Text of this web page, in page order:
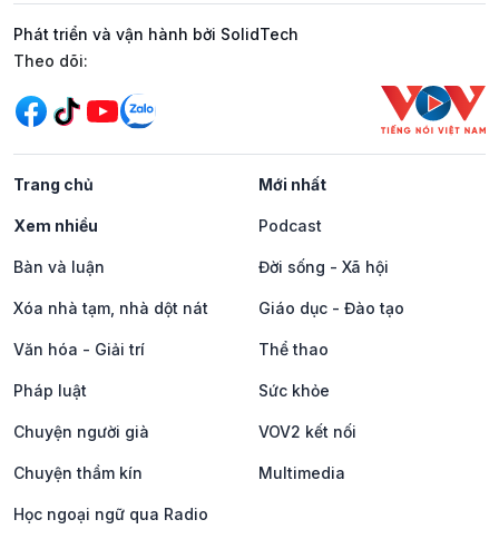
Phát triển và vận hành bởi SolidTech
Mạng xã hội
Theo dõi:
Trang chủ Mới nhất
Xem nhiều Podcast
Bàn và luận Đời sống - Xã hội
Xóa nhà tạm, nhà dột nát Giáo dục - Đào tạo
Văn hóa - Giải trí Thể thao
Pháp luật Sức khỏe
Chuyện người già VOV2 kết nối
Chuyện thầm kín Multimedia
Học ngoại ngữ qua Radio